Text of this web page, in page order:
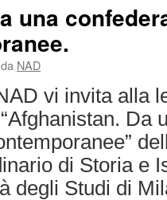
una
da NAD
vi invita alla
Da
di Storia e
degli Studi di